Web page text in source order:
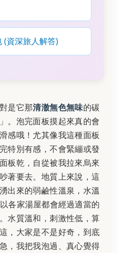
(資深旅人解答)
是它那清澈無色無味的碳
。泡完面板摸起來真的會
感哦！尤其像我這種面板
特別有感，不會緊繃或發
板乾，自從被我拉來烏來
著要去。地質上來說，這
出來的弱鹼性溫泉，水溫
各家湯屋都會經過適當的
水質溫和，刺激性低，算
，大家是不是好奇，到底
，我把我泡過、真心覺得